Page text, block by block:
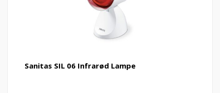
Sanitas SIL 06 Infrarød Lampe